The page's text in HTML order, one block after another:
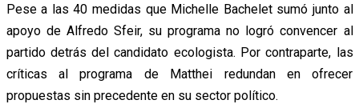
Pese a las 40 medidas que Michelle Bachelet sumó junto al
apoyo de Alfredo Sfeir, su programa no logró convencer al
partido detrás del candidato ecologista. Por contraparte, las
críticas al programa de Matthei redundan en ofrecer
propuestas sin precedente en su sector político.